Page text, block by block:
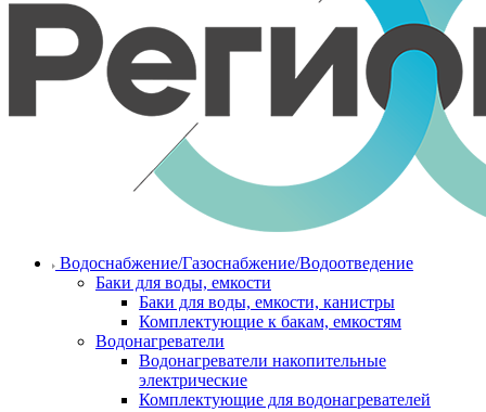
Водоснабжение/Газоснабжение/Водоотведение
Баки для воды, емкости
Баки для воды, емкости, канистры
Комплектующие к бакам, емкостям
Водонагреватели
Водонагреватели накопительные
электрические
Комплектующие для водонагревателей